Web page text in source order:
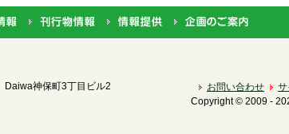
Daiwa神保町3丁目ビル2
お問い合わせ サ
Copyright © 2009 -